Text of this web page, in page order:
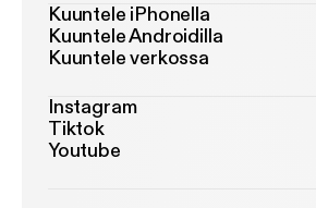
Kuuntele iPhonella
Kuuntele Androidilla
Kuuntele verkossa
Instagram
Tiktok
Youtube